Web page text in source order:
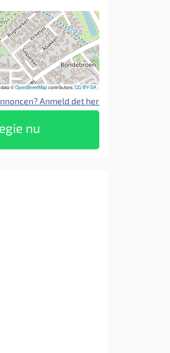
©OpenStreetMapcontributors,CC-BY-SA
Anmeld det her
nu